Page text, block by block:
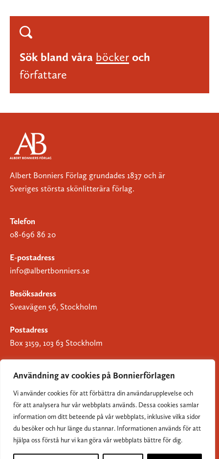
Användning av cookies på Bonnierförlagen
Vi använder cookies för att förbättra din användarupplevelse och
för att analysera hur vår webbplats används. Dessa cookies samlar
information om ditt beteende på vår webbplats, inklusive vilka sidor
du besöker och hur länge du stannar. Informationen används för att
hjälpa oss förstå hur vi kan göra vår webbplats bättre för dig.
Sök bland våra böcker och
författare
Albert Bonniers Förlag grundades 1837 och är
Sveriges största skönlitterära förlag.
Telefon
08-696 86 20
E-postadress
info@albertbonniers.se
Besöksadress
Sveavägen 56, Stockholm
Postadress
Box 3159, 103 63 Stockholm
Om Bonnierförlagen
Cookies
Integritetspolicy